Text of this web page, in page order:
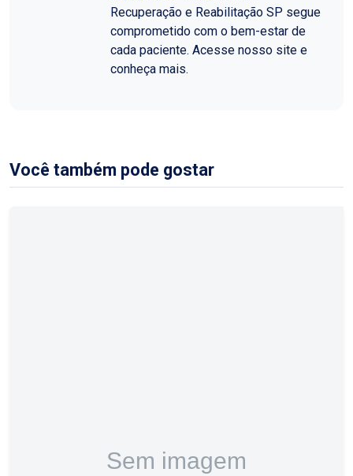
Recuperação e Reabilitação SP segue
comprometido com o bem-estar de
cada paciente. Acesse nosso site e
conheça mais.
Você também pode gostar